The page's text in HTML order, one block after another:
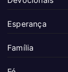
Esperança
Família